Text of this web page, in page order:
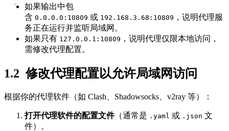
如果输出中包
含 0.0.0.0:10809 或 192.168.3.68:10809 ，说明代理服
务正在运行并监听局域网。
如果只有 127.0.0.1:10809 ，说明代理仅限本地访问，
需修改代理配置。
1.2 ​ ​ 修改代理配置以允许局域网访问​
根据你的代理软件（如 Clash、Shadowsocks、v2ray 等）：
​打开代理软件的配置文件​​（通常是 .yaml 或 .json 文
件）。